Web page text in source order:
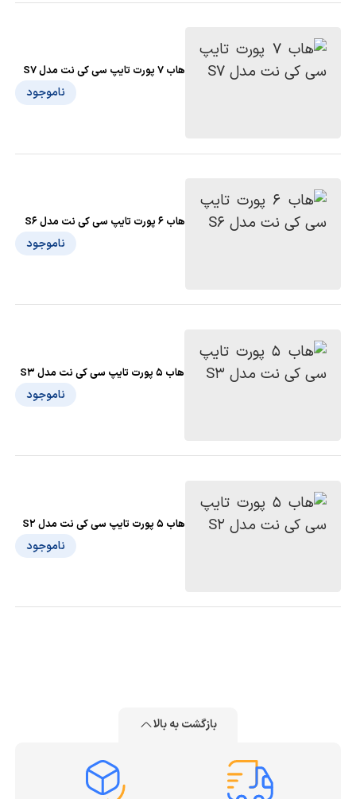
هاب 7 پورت تایپ سی کی نت مدل S7
ناموجود
هاب 6 پورت تایپ سی کی نت مدل S6
ناموجود
هاب 5 پورت تایپ سی کی نت مدل S3
ناموجود
هاب 5 پورت تایپ سی کی نت مدل S2
ناموجود
بازگشت به بالا